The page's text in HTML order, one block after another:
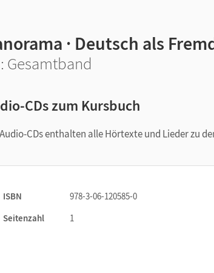
· Deutsch als
Gesamtband
CDs zum Kursbuch
CDs enthalten alle Hörtexte und Lieder zu
ISBN
978-3-06-120585-0
Seitenzahl
1